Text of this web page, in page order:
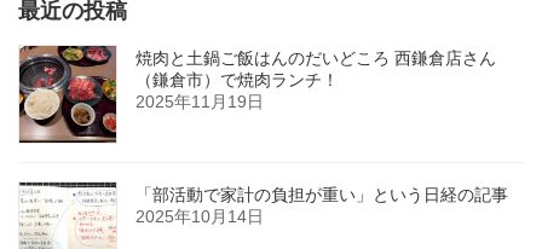
最近の投稿
焼肉と土鍋ご飯はんのだいどころ 西鎌倉店さん
（鎌倉市）で焼肉ランチ！
2025年11月19日
「部活動で家計の負担が重い」という日経の記事
2025年10月14日